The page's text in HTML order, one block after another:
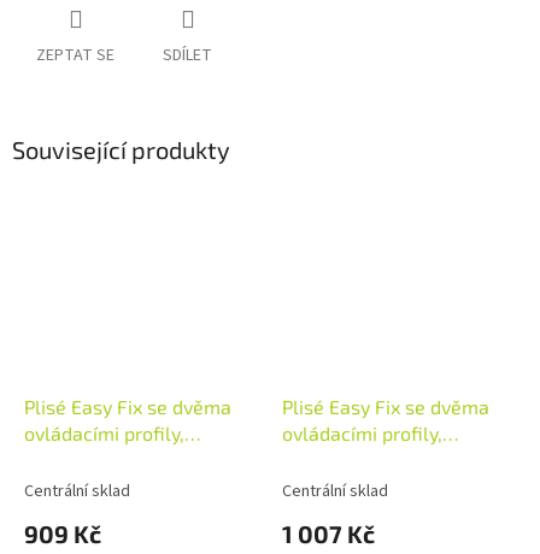
ZEPTAT SE SDÍLET
Související produkty
Plisé Easy Fix se dvěma
ovládacími profily,
Centrální sklad
909 Kč
Plisé Easy Fix se dvěma
ovládacími profily,
Centrální sklad
1 007 Kč